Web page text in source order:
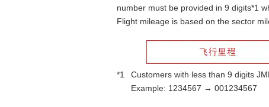
number must be provided in 9 digits*1
Flight mileage is based on the sector
*1
Customers with less than 9 digits
Example: 1234567 → 001234567